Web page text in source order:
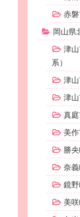
赤
岡山県
津
系）
津山
津
真
美
勝
奈
鏡
美